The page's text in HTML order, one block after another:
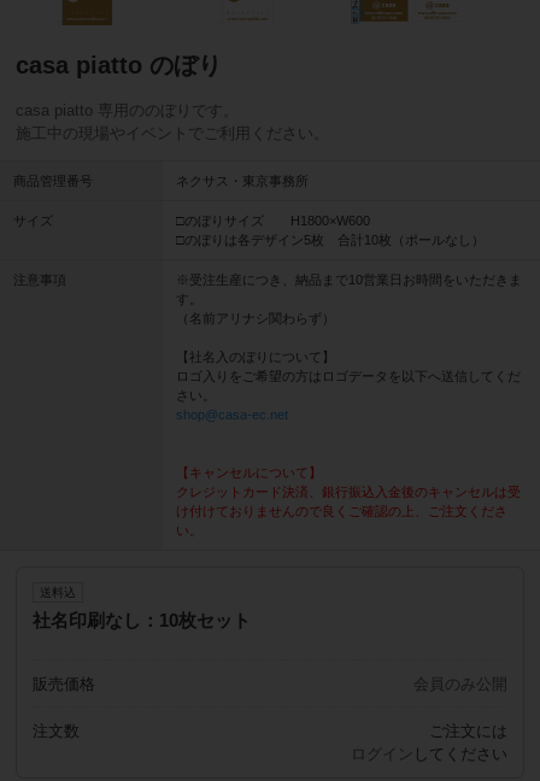
casa piatto のぼり
casa piatto 専用ののぼりです。
施工中の現場やイベントでご利用ください。
商品管理番号 ネクサス・東京事務所
サイズ
□のぼりサイズ H1800×W600
□のぼりは各デザイン5枚 合計10枚（ポールなし）
注意事項
※受注生産につき、納品まで10営業日お時間をいただきま
す。
（名前アリナシ関わらず）
【社名入のぼりについて】
ロゴ入りをご希望の方はロゴデータを以下へ送信してくだ
さい。
shop@casa-ec.net
【キャンセルについて】
クレジットカード決済、銀行振込入金後のキャンセルは受
け付けておりませんので良くご確認の上、ご注文くださ
い。
送料込
社名印刷なし：10枚セット
販売価格 会員のみ公開
注文数
ご注文には
ログイン してください